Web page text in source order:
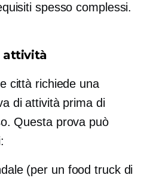
spesso complessi.
attività
città richiede una
di attività prima di
Questa prova può
(per un food truck di